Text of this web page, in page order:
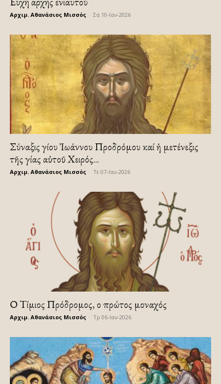
Αρχιμ. Αθανάσιος Μισσός Σα 10-Ιαν-2026
Σύναξις Ἁγίου Ἰωάννου Προδρόμου καί ἡ μετένεξις
τῆς Ἁγίας αὐτοῦ Χειρός...
Αρχιμ. Αθανάσιος Μισσός Τε 07-Ιαν-2026
Ο Τίμιος Πρόδρομος, ο πρώτος μοναχός
Αρχιμ. Αθανάσιος Μισσός Τρ 06-Ιαν-2026